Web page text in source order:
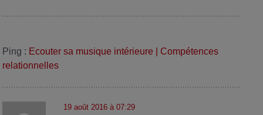
Ping : Ecouter sa musique intérieure | Compétences
relationnelles
19 août 2016 à 07:29